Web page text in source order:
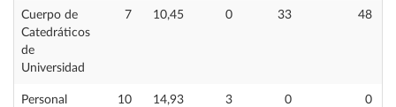
Cuerpo de
Catedráticos
de
Universidad
7 10,45 0 33 48
Personal
10 14,93 3 0 0